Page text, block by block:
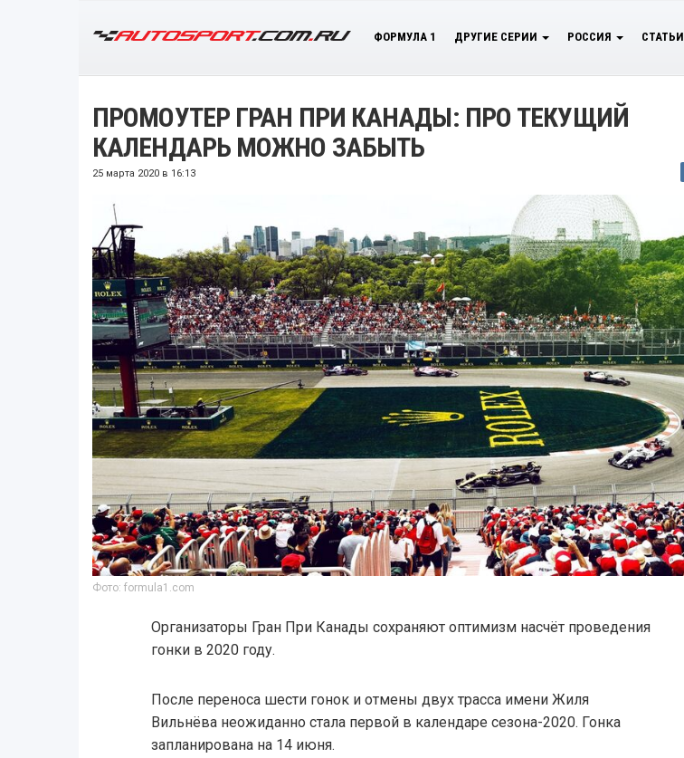
ФОРМУЛА 1 ДРУГИЕ СЕРИИ РОССИЯ СТАТЬИ
ПРОМОУТЕР ГРАН ПРИ КАНАДЫ: ПРО ТЕКУЩИЙ
КАЛЕНДАРЬ МОЖНО ЗАБЫТЬ
25 марта 2020 в 16:13
Фото: formula1.com
Организаторы Гран При Канады сохраняют оптимизм насчёт проведения
гонки в 2020 году.
После переноса шести гонок и отмены двух трасса имени Жиля
Вильнёва неожиданно стала первой в календаре сезона-2020. Гонка
запланирована на 14 июня.